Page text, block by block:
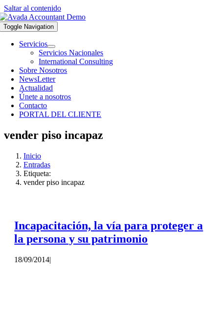
Saltar al contenido
Toggle Navigation
Servicios
Servicios Nacionales
International Consulting
Sobre Nosotros
NewsLetter
Actualidad
Únete a nosotros
Contacto
PORTAL DEL CLIENTE
vender piso incapaz
Inicio
Entradas
Etiqueta:
vender piso incapaz
Incapacitación, la vía para proteger a
la persona y su patrimonio
18/09/2014|